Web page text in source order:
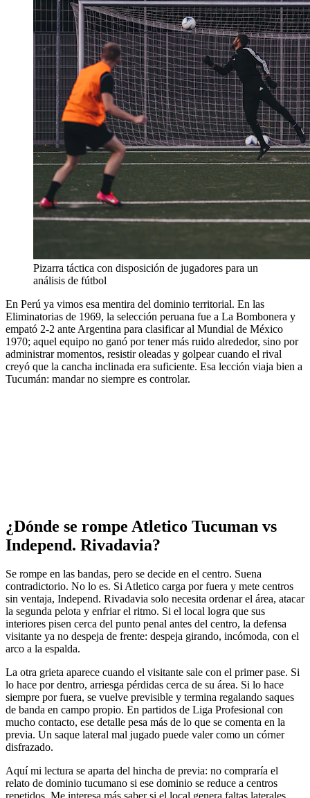
Pizarra táctica con disposición de jugadores para un
análisis de fútbol
En Perú ya vimos esa mentira del dominio territorial. En las
Eliminatorias de 1969, la selección peruana fue a La Bombonera y
empató 2-2 ante Argentina para clasificar al Mundial de México
1970; aquel equipo no ganó por tener más ruido alrededor, sino por
administrar momentos, resistir oleadas y golpear cuando el rival
creyó que la cancha inclinada era suficiente. Esa lección viaja bien a
Tucumán: mandar no siempre es controlar.
¿Dónde se rompe Atletico Tucuman vs
Independ. Rivadavia?
Se rompe en las bandas, pero se decide en el centro. Suena
contradictorio. No lo es. Si Atletico carga por fuera y mete centros
sin ventaja, Independ. Rivadavia solo necesita ordenar el área, atacar
la segunda pelota y enfriar el ritmo. Si el local logra que sus
interiores pisen cerca del punto penal antes del centro, la defensa
visitante ya no despeja de frente: despeja girando, incómoda, con el
arco a la espalda.
La otra grieta aparece cuando el visitante sale con el primer pase. Si
lo hace por dentro, arriesga pérdidas cerca de su área. Si lo hace
siempre por fuera, se vuelve previsible y termina regalando saques
de banda en campo propio. En partidos de Liga Profesional con
mucho contacto, ese detalle pesa más de lo que se comenta en la
previa. Un saque lateral mal jugado puede valer como un córner
disfrazado.
Aquí mi lectura se aparta del hincha de previa: no compraría el
relato de dominio tucumano si ese dominio se reduce a centros